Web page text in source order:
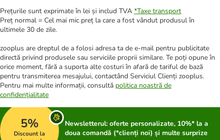
Prețurile sunt exprimate în lei și includ TVA *Taxe transport
Preț normal = Cel mai mic preț la care a fost vândut produsul în
ultimele 30 de zile.
zooplus are dreptul de a folosi adresa ta de e-mail pentru publicitate
directă privind produsele sau serviciile proprii similare. Te poți opune în
orice moment, fără a suporta alte costuri în afară de tariful de bază
pentru transmiterea mesajului, contactând Serviciul Clienți zooplus.
Pentru mai multe informații, consultă politica noastră de
confidențialitate
5%
Discount la
Newsletterul: oferte personalizate, 10%* la a
doua comandă (*clienți noi) și multe surprize